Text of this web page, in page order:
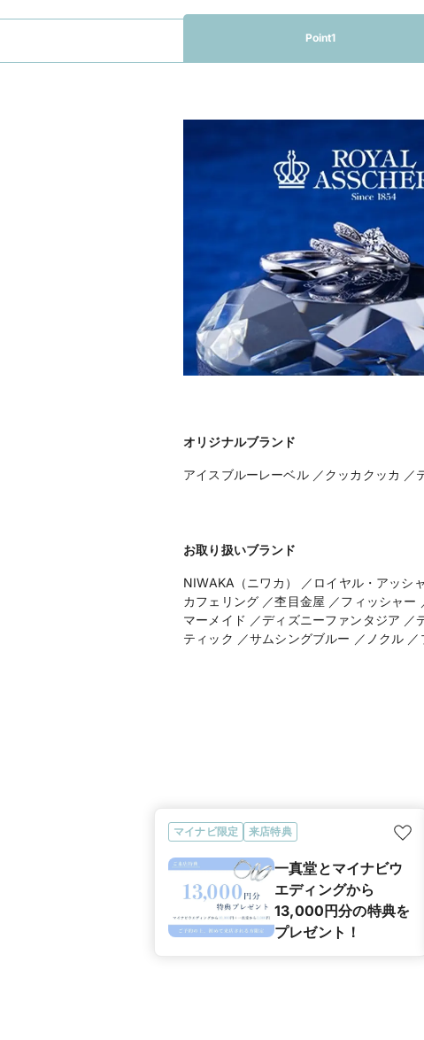
Point1
オリジナルブランド
アイスブルーレーベル ／クッカクッカ ／
お取り扱いブランド
NIWAKA（ニワカ） ／ロイヤル・アッシ
カフェリング ／杢目金屋 ／フィッシャー
マーメイド ／ディズニーファンタジア
ティック ／サムシングブルー ／ノクル
マイナビ限定 来店特典
一真堂とマイナビウ
エディングから
13,000円分の特典を
プレゼント！